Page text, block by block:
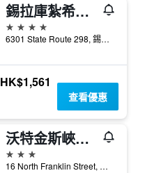
錫拉庫紮希爾頓逸林酒店 - 東敘拉古
4星級
6301 State Route 298, 錫拉丘茲（紐約）, NY, 美國
HK$1,561
查看優惠
沃特金斯峽谷海港酒店
3星級
16 North Franklin Street, 沃特金斯峽谷, NY, 美國